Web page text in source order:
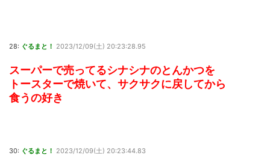
28: ぐるまと！ 2023/12/09(土) 20:23:28.95
スーパーで売ってるシナシナのとんかつを
トースターで焼いて、サクサクに戻してから
食うの好き
30: ぐるまと！ 2023/12/09(土) 20:23:44.83